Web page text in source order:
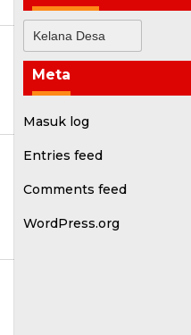
Meta
Masuk log
Entries feed
Comments feed
WordPress.org